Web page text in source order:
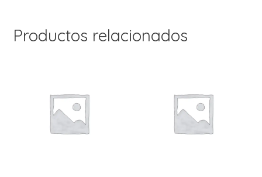
Productos relacionados